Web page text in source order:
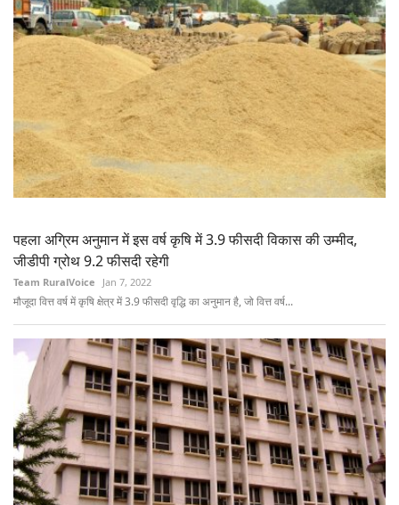
पहला अग्रिम अनुमान में इस वर्ष कृषि में 3.9 फीसदी विकास की उम्मीद,
जीडीपी ग्रोथ 9.2 फीसदी रहेगी
Team RuralVoice Jan 7, 2022
मौजूदा वित्त वर्ष में कृषि क्षेत्र में 3.9 फीसदी वृद्धि का अनुमान है, जो वित्त वर्ष...